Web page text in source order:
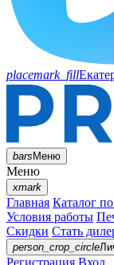
placemark_fill
barsМеню
Меню
xmark
Главная Каталог
Условия работы
Скидки Стать
person_crop_circle
Регистрация Вход